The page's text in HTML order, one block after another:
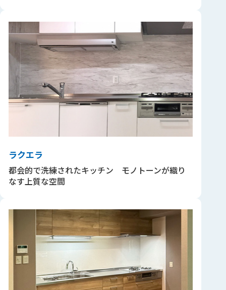
ラクエラ
都会的で洗練されたキッチン モノトーンが織り
なす上質な空間